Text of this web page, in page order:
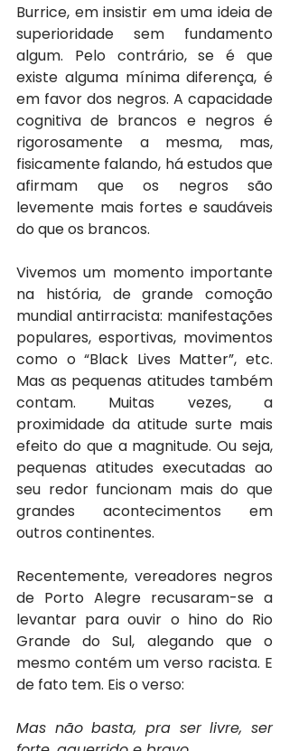
Burrice, em insistir em uma ideia de
superioridade sem fundamento
algum. Pelo contrário, se é que
existe alguma mínima diferença, é
em favor dos negros. A capacidade
cognitiva de brancos e negros é
rigorosamente a mesma, mas,
fisicamente falando, há estudos que
afirmam que os negros são
levemente mais fortes e saudáveis
do que os brancos.
Vivemos um momento importante
na história, de grande comoção
mundial antirracista: manifestações
populares, esportivas, movimentos
como o “Black Lives Matter”, etc.
Mas as pequenas atitudes também
contam. Muitas vezes, a
proximidade da atitude surte mais
efeito do que a magnitude. Ou seja,
pequenas atitudes executadas ao
seu redor funcionam mais do que
grandes acontecimentos em
outros continentes.
Recentemente, vereadores negros
de Porto Alegre recusaram-se a
levantar para ouvir o hino do Rio
Grande do Sul, alegando que o
mesmo contém um verso racista. E
de fato tem. Eis o verso:
Mas não basta, pra ser livre, ser